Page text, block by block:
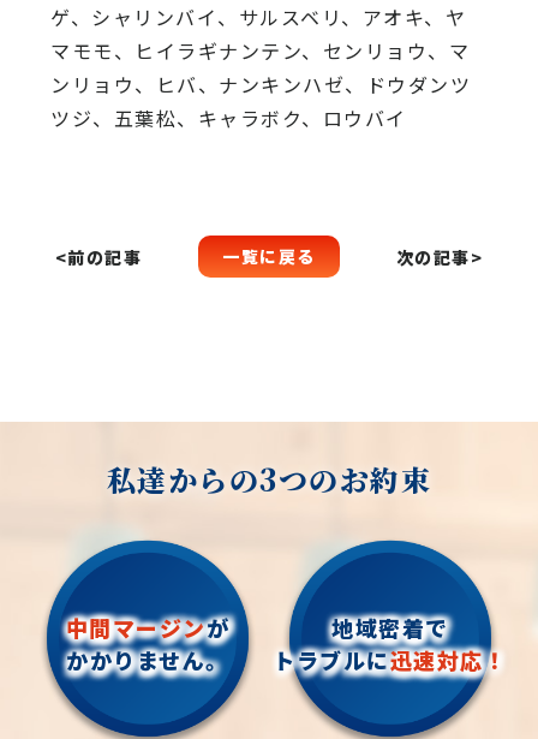
ゲ、シャリンバイ、サルスベリ、アオキ、ヤ
マモモ、ヒイラギナンテン、センリョウ、マ
ンリョウ、ヒバ、ナンキンハゼ、ドウダンツ
ツジ、五葉松、キャラボク、ロウバイ
<前の記事 一覧に戻る 次の記事>
私達からの3つのお約束
中間マージンが
かかりません。
地域密着で
トラブルに迅速対応！